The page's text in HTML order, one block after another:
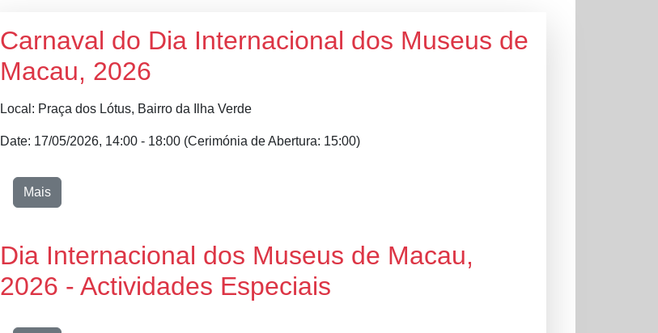
Carnaval do Dia Internacional dos Museus de
Macau, 2026
Local: Praça dos Lótus, Bairro da Ilha Verde
Date: 17/05/2026, 14:00 - 18:00 (Cerimónia de Abertura: 15:00)
Mais
Dia Internacional dos Museus de Macau,
2026 - Actividades Especiais